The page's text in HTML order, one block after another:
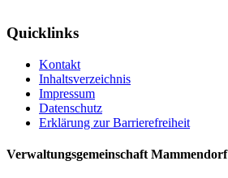
Quicklinks
Kontakt
Inhaltsverzeichnis
Impressum
Datenschutz
Erklärung zur Barrierefreiheit
Verwaltungsgemeinschaft Mammendorf